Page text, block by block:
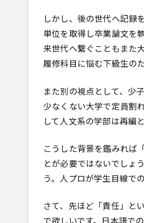
しかし、後の世代へ記録
単位を取得し卒業論文を
来世代へ繋ぐこともまた
履修科目に悩む下級生の
また別の視点として、少
少なくない大学で定員割
して人文系の学部は再編
こうした背景を鑑みれば
とが必要ではないでしょ
う。人プロが学生目線で
さて、先ほど「責任」と
で欲しいです。日本語で